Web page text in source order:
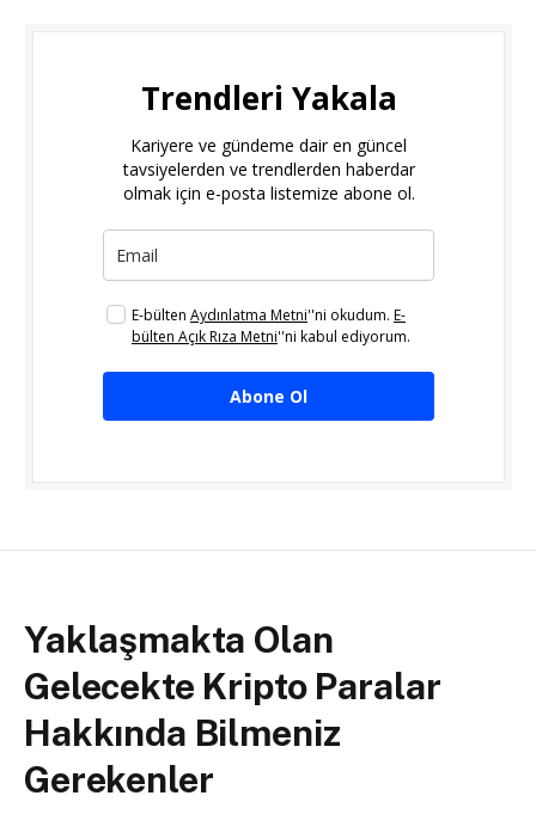
Trendleri Yakala
Kariyere ve gündeme dair en güncel
tavsiyelerden ve trendlerden haberdar
olmak için e-posta listemize abone ol.
E-bülten Aydınlatma Metni''ni okudum. E-
bülten Açık Rıza Metni''ni kabul ediyorum.
Abone Ol
Yaklaşmakta Olan
Gelecekte Kripto Paralar
Hakkında Bilmeniz
Gerekenler